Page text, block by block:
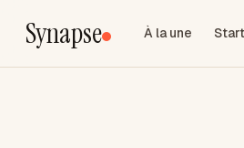
Synapse À la une